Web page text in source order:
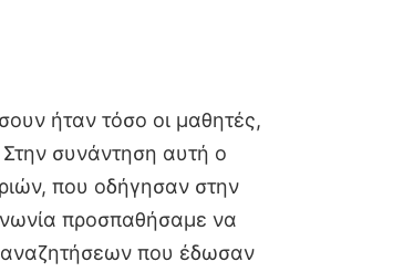
ήταν τόσο οι μαθητές,
Στην συνάντηση αυτή ο
που οδήγησαν στην
προσπαθήσαμε να
αναζητήσεων που έδωσαν